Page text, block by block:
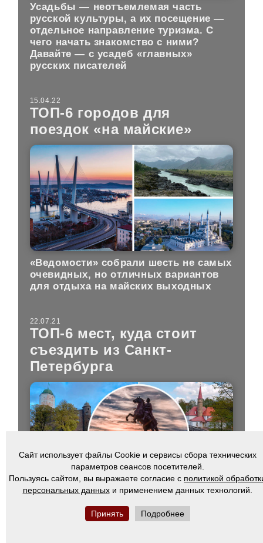
Сайт использует файлы Cookie и сервисы сбора технических
параметров сеансов посетителей.
Пользуясь сайтом, вы выражаете согласие с политикой
персональных данныхи применением данных технологий.
Принять Подробнее
Усадьбы — неотъемлемая часть
русской культуры, а их посещение —
отдельное направление туризма. С
чего начать знакомство с ними?
Давайте — с усадеб «главных»
русских писателей
15.04.22
ТОП-6 городов для
поездок «на майские»
«Ведомости» собрали шесть не самых
очевидных, но отличных вариантов
для отдыха на майских выходных
22.07.21
ТОП-6 мест, куда стоит
съездить из Санкт-
Петербурга
не в первый раз и хотите побывать в
окрестностях, наш рейтинг вам в этом